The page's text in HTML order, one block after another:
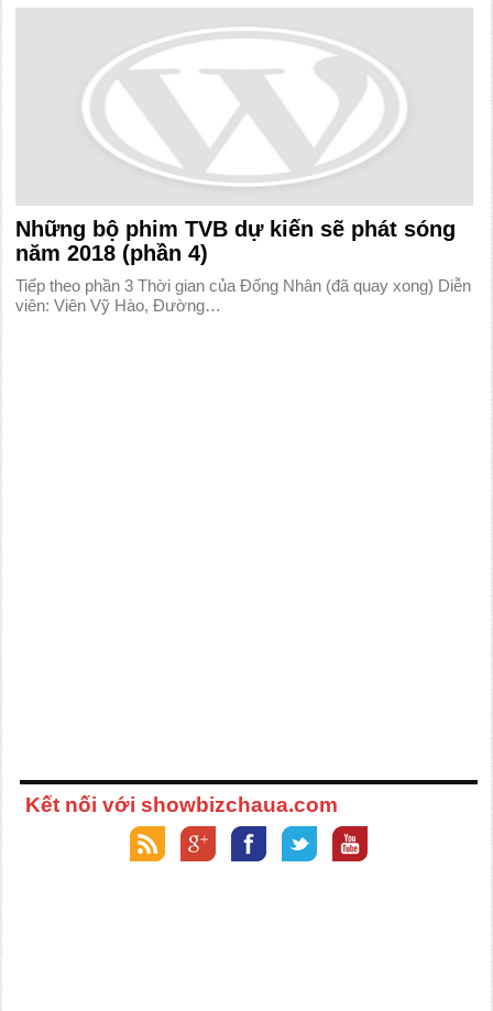
Những bộ phim TVB dự kiến sẽ phát sóng
năm 2018 (phần 4)
Tiếp theo phần 3 Thời gian của Đống Nhân (đã quay xong) Diễn
viên: Viên Vỹ Hào, Đường…
Kết nối với showbizchaua.com